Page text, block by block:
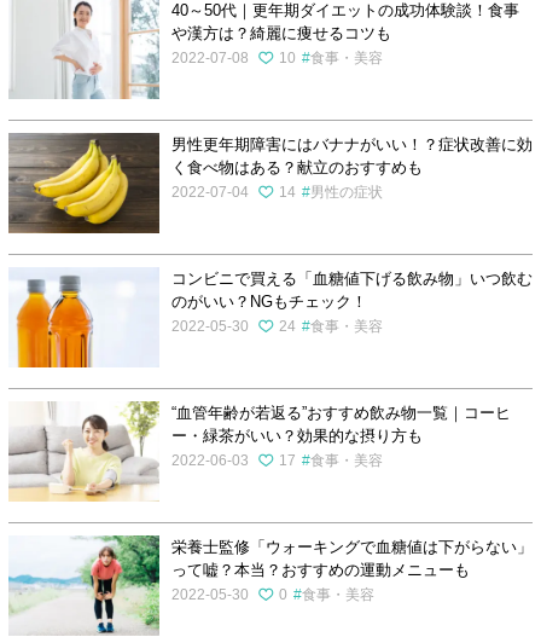
40～50代｜更年期ダイエットの成功体験談！食事
や漢方は？綺麗に痩せるコツも
2022-07-08 10 食事・美容
男性更年期障害にはバナナがいい！？症状改善に効
く食べ物はある？献立のおすすめも
2022-07-04 14 男性の症状
コンビニで買える「血糖値下げる飲み物」いつ飲む
のがいい？NGもチェック！
2022-05-30 24 食事・美容
“血管年齢が若返る”おすすめ飲み物一覧｜コーヒ
ー・緑茶がいい？効果的な摂り方も
2022-06-03 17 食事・美容
栄養士監修「ウォーキングで血糖値は下がらない」
って嘘？本当？おすすめの運動メニューも
2022-05-30 0 食事・美容